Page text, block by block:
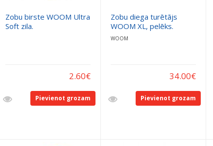
Zobu birste WOOM Ultra
Soft zila.
2.60€
Pievienot grozam
Zobu diega turētājs
WOOM XL, pelēks.
WOOM
34.00€
Pievienot grozam